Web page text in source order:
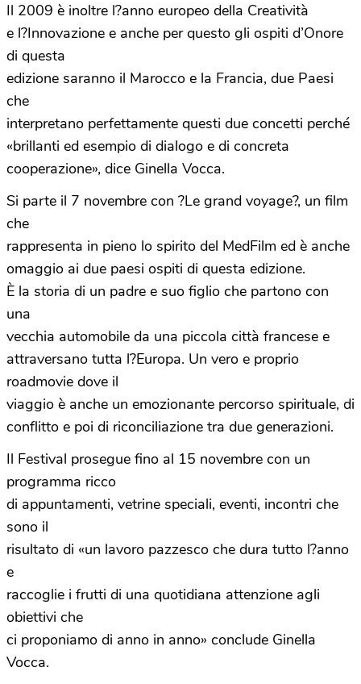
Il 2009 è inoltre l?anno europeo della Creatività
e l?Innovazione e anche per questo gli ospiti d’Onore
di questa
edizione saranno il Marocco e la Francia, due Paesi
che
interpretano perfettamente questi due concetti perché
«brillanti ed esempio di dialogo e di concreta
cooperazione», dice Ginella Vocca.
Si parte il 7 novembre con ?Le grand voyage?, un film
che
rappresenta in pieno lo spirito del MedFilm ed è anche
omaggio ai due paesi ospiti di questa edizione.
È la storia di un padre e suo figlio che partono con
una
vecchia automobile da una piccola città francese e
attraversano tutta l?Europa. Un vero e proprio
roadmovie dove il
viaggio è anche un emozionante percorso spirituale, di
conflitto e poi di riconciliazione tra due generazioni.
Il Festival prosegue fino al 15 novembre con un
programma ricco
di appuntamenti, vetrine speciali, eventi, incontri che
sono il
risultato di «un lavoro pazzesco che dura tutto l?anno
e
raccoglie i frutti di una quotidiana attenzione agli
obiettivi che
ci proponiamo di anno in anno» conclude Ginella
Vocca.